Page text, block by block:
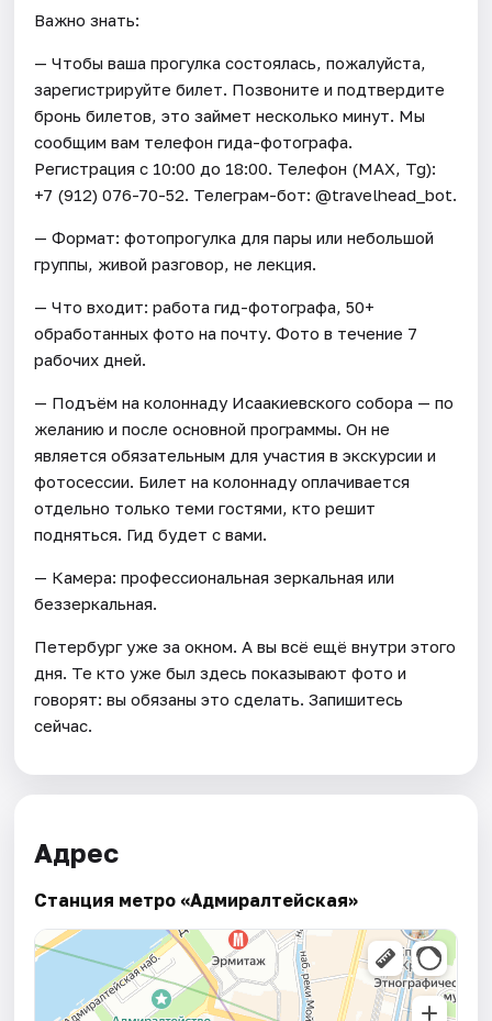
Важно знать:
— Чтобы ваша прогулка состоялась, пожалуйста,
зарегистрируйте билет. Позвоните и подтвердите
бронь билетов, это займет несколько минут. Мы
сообщим вам телефон гида-фотографа.
Регистрация с 10:00 до 18:00. Телефон (МАХ, Tg):
+7 (912) 076-70-52. Телеграм-бот: @travelhead_bot.
— Формат: фотопрогулка для пары или небольшой
группы, живой разговор, не лекция.
— Что входит: работа гид-фотографа, 50+
обработанных фото на почту. Фото в течение 7
рабочих дней.
— Подъём на колоннаду Исаакиевского собора — по
желанию и после основной программы. Он не
является обязательным для участия в экскурсии и
фотосессии. Билет на колоннаду оплачивается
отдельно только теми гостями, кто решит
подняться. Гид будет с вами.
— Камера: профессиональная зеркальная или
беззеркальная.
Петербург уже за окном. А вы всё ещё внутри этого
дня. Те кто уже был здесь показывают фото и
говорят: вы обязаны это сделать. Запишитесь
сейчас.
Адрес
Станция метро «Адмиралтейская»